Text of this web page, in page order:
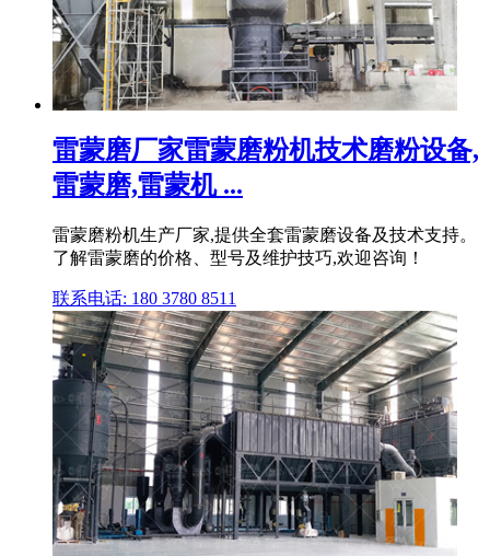
雷蒙磨厂家雷蒙磨粉机技术磨粉设备,
雷蒙磨,雷蒙机 ...
雷蒙磨粉机生产厂家,提供全套雷蒙磨设备及技术支持。
了解雷蒙磨的价格、型号及维护技巧,欢迎咨询！
联系电话: 180 3780 8511